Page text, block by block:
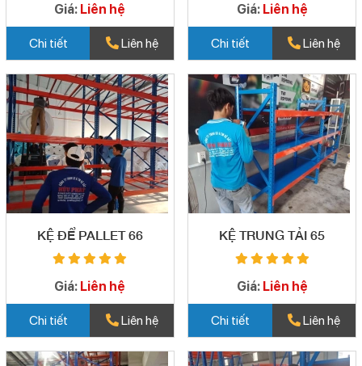
Giá: Liên hệ
Chi tiết Liên hệ
Giá: Liên hệ
Chi tiết Liên hệ
KỆ ĐỂ PALLET 66
Giá: Liên hệ
Chi tiết Liên hệ
KỆ TRUNG TẢI 65
Giá: Liên hệ
Chi tiết Liên hệ